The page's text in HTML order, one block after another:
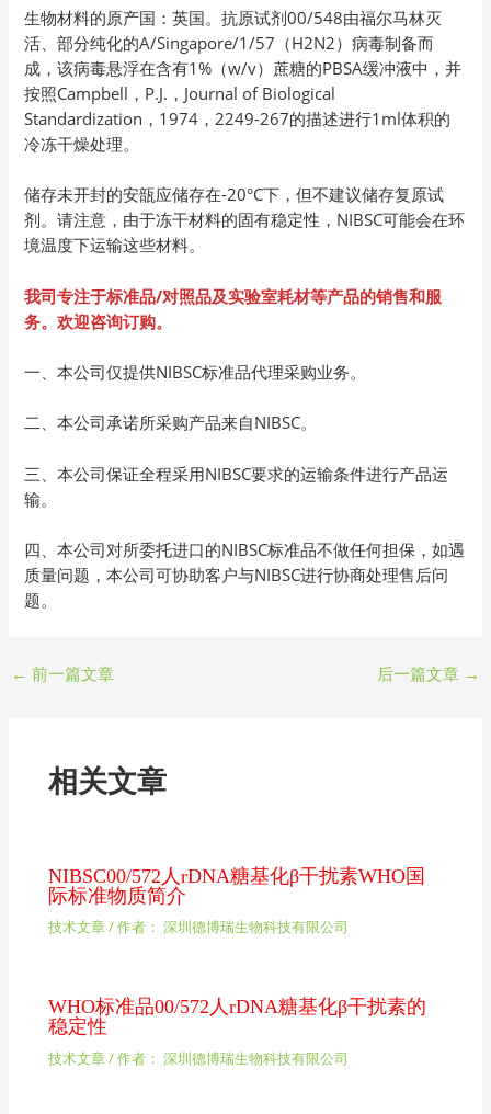
生物材料的原产国：英国。抗原试剂00/548由福尔马林灭
活、部分纯化的A/Singapore/1/57（H2N2）病毒制备而
成，该病毒悬浮在含有1%（w/v）蔗糖的PBSA缓冲液中，并
按照Campbell，P.J.，Journal of Biological
Standardization，1974，2249-267的描述进行1ml体积的
冷冻干燥处理。
储存未开封的安瓿应储存在-20°C下，但不建议储存复原试
剂。请注意，由于冻干材料的固有稳定性，NIBSC可能会在环
境温度下运输这些材料。
我司专注于标准品/对照品及实验室耗材等产品的销售和服
务。欢迎咨询订购。
一、本公司仅提供NIBSC标准品代理采购业务。
二、本公司承诺所采购产品来自NIBSC。
三、本公司保证全程采用NIBSC要求的运输条件进行产品运
输。
四、本公司对所委托进口的NIBSC标准品不做任何担保，如遇
质量问题，本公司可协助客户与NIBSC进行协商处理售后问
题。
← 前一篇文章 后一篇文章 →
相关文章
NIBSC00/572人rDNA糖基化β干扰素WHO国
际标准物质简介
技术文章/ 作者： 深圳德博瑞生物科技有限公司
WHO标准品00/572人rDNA糖基化β干扰素的
稳定性
技术文章/ 作者： 深圳德博瑞生物科技有限公司